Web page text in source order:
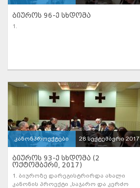
ᲑᲘᲣᲠᲝᲡ 96-Ე ᲡᲮᲓᲝᲛᲐ
1.
კანონპროექტები 28 სექტემბერი 2017
ᲑᲘᲣᲠᲝᲡ 93-Ე ᲡᲮᲓᲝᲛᲐ (2
ᲝᲥᲢᲝᲛᲑᲔᲠᲘ, 2017)
1. ბიუროზე დარეგისტრირდა ახალი
კანონის პროექტი „საჯარო და კერძო